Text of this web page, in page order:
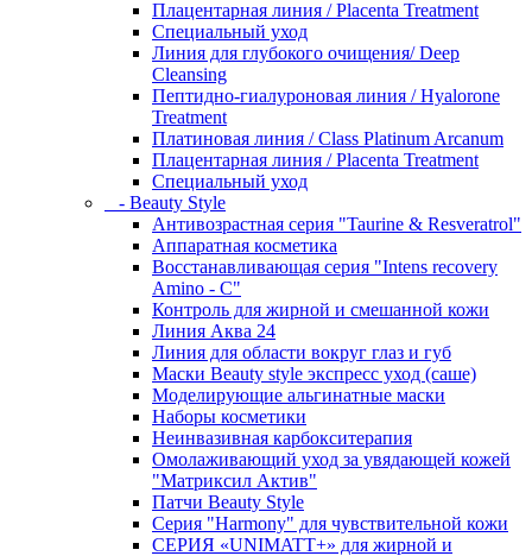
Плацентарная линия / Placenta Treatment
Специальный уход
Линия для глубокого очищения/ Deep
Cleansing
Пептидно-гиалуроновая линия / Hyalorone
Treatment
Платиновая линия / Class Platinum Arcanum
Плацентарная линия / Placenta Treatment
Специальный уход
- Beauty Style
Антивозрастная серия "Taurine & Resveratrol"
Аппаратная косметика
Восстанавливающая серия "Intens recovery
Amino - C"
Контроль для жирной и смешанной кожи
Линия Аква 24
Линия для области вокруг глаз и губ
Маски Beauty style экспресс уход (саше)
Моделирующие альгинатные маски
Наборы косметики
Неинвазивная карбокситерапия
Омолаживающий уход за увядающей кожей
"Матриксил Актив"
Патчи Beauty Style
Серия "Harmony" для чувствительной кожи
СЕРИЯ «UNIMATT+» для жирной и